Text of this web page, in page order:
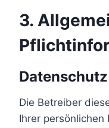
3.
Datenschutz
Die Betreiber
Ihrer persönlichen